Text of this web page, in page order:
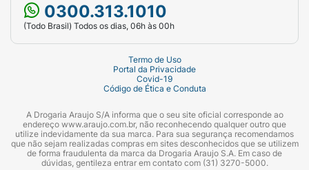
0300.313.1010
(Todo Brasil) Todos os dias, 06h às 00h
Termo de Uso
Portal da Privacidade
Covid-19
Código de Ética e Conduta
A Drogaria Araujo S/A informa que o seu site oficial corresponde ao
endereço www.araujo.com.br, não reconhecendo qualquer outro que
utilize indevidamente da sua marca. Para sua segurança recomendamos
que não sejam realizadas compras em sites desconhecidos que se utilizem
de forma fraudulenta da marca da Drogaria Araujo S.A. Em caso de
dúvidas, gentileza entrar em contato com (31) 3270-5000.